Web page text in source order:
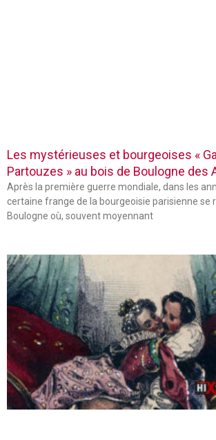
Les mystérieuses et bourgeoises «
Partouzes » au bois de Boulogne des
Après la première guerre mondiale, dans les
certaine frange de la bourgeoisie parisienne se
Boulogne où, souvent moyennant